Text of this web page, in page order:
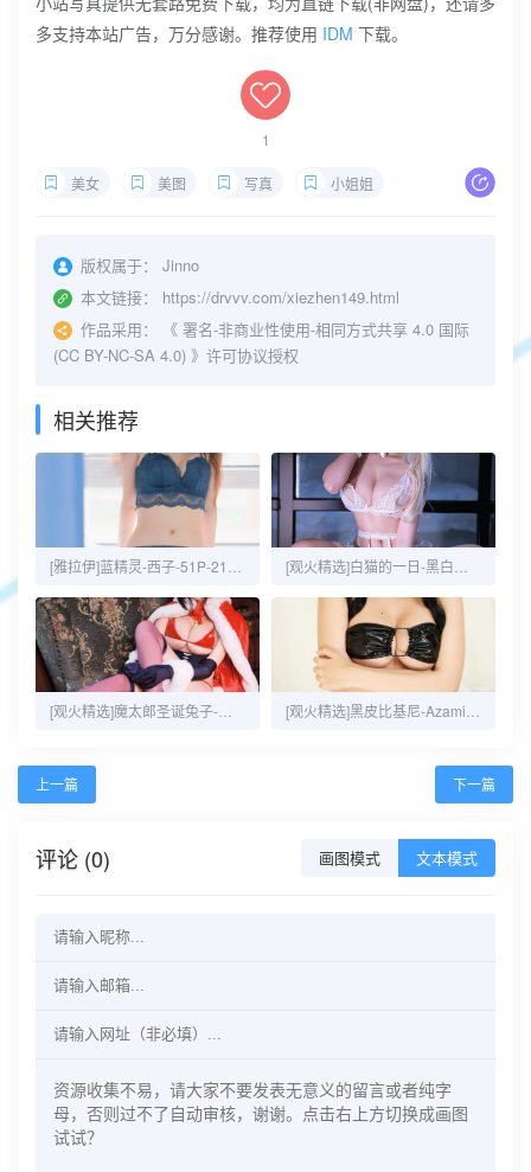
多支持本站广告，万分感谢。推荐使用 IDM 下载。
1
美女 美图 写真 小姐姐
版权属于：
Jinno
本文链接：
https://drvvv.com/xiezhen149.html
作品采用：
《 署名-非商业性使用-相同方式共享 4.0 国际
(CC BY-NC-SA 4.0) 》许可协议授权
相关推荐
上一篇 下一篇
评论 (0) 画图模式 文本模式